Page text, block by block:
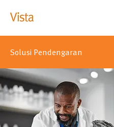
Solusi Pendengaran